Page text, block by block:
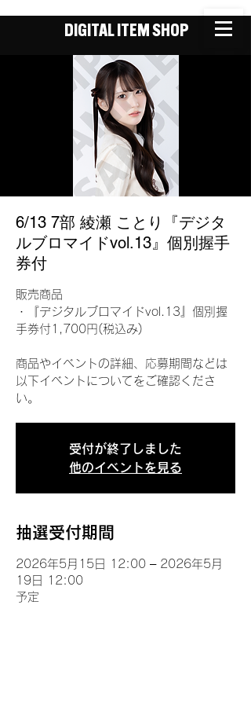
DIGITAL ITEM SHOP
6/13 7部 綾瀬 ことり『デジタ
ルブロマイドvol.13』個別握手
券付
販売商品
・『デジタルブロマイドvol.13』個別握
手券付1,700円(税込み)
商品やイベントの詳細、応募期間などは
以下イベントについてをご確認くださ
い。
受付が終了しました
他のイベントを見る
抽選受付期間
2026年5月15日 12:00 – 2026年5月
19日 12:00
予定